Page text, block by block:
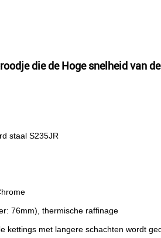
die de Hoge snelheid van
staal S235JR
76mm), thermische raffinage
kettings met langere schachten wordt